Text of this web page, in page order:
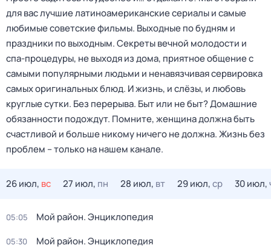
для вас лучшие латиноамериканские сериалы и самые
любимые советские фильмы. Выходные по будням и
праздники по выходным. Секреты вечной молодости и
спа-процедуры, не выходя из дома, приятное общение с
самыми популярными людьми и ненавязчивая сервировка
самых оригинальных блюд. И жизнь, и слёзы, и любовь
круглые сутки. Без перерыва. Быт или не быт? Домашние
обязанности подождут. Помните, женщина должна быть
счастливой и больше никому ничего не должна. Жизнь без
проблем – только на нашем канале.
26 июл, вс 27 июл, пн 28 июл, вт 29 июл,ср 30 июл,
05:05 Мой район. Энциклопедия
05:30 Мой район. Энциклопедия